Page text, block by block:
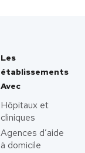
Les
établissements
Avec
Hôpitaux et
cliniques
Agences d’aide
à domicile